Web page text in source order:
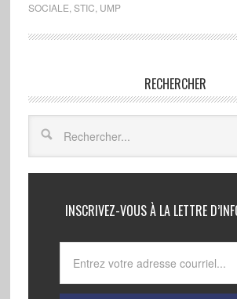
SOCIALE STIC UMP
RECHERCHER
INSCRIVEZ-VOUS À LA LETTRE